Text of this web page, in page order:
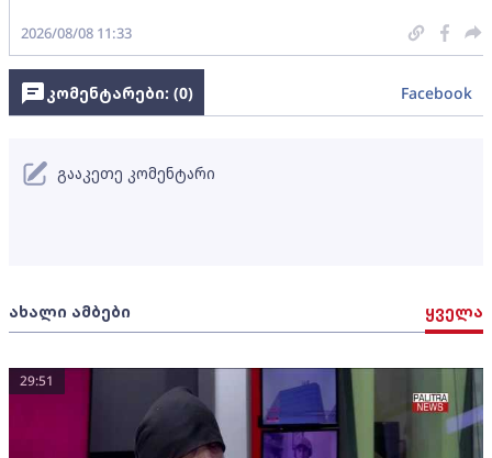
2026/08/08 11:33
ახალი ამბები ყველა
29:51
კომენტარები: (0) Facebook
გააკეთე კომენტარი